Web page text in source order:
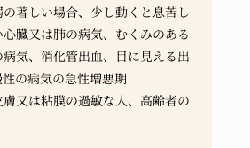
著しい場合、少し動くと息苦し
心臓又は肺の病気、むくみのある
気、消化管出血、目に見える出
の病気の急性増悪期
又は粘膜の過敏な人、高齢者の